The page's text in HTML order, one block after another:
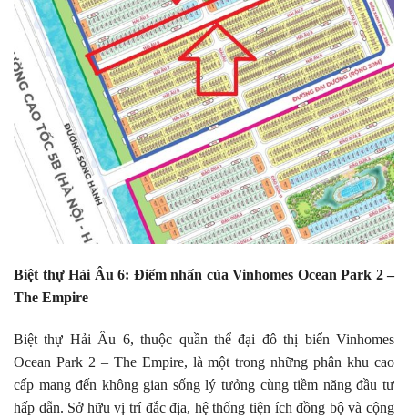
Biệt thự Hải Âu 6: Điểm nhấn của Vinhomes Ocean Park 2 –
The Empire
Biệt thự Hải Âu 6, thuộc quần thể đại đô thị biển Vinhomes
Ocean Park 2 – The Empire, là một trong những phân khu cao
cấp mang đến không gian sống lý tưởng cùng tiềm năng đầu tư
hấp dẫn. Sở hữu vị trí đắc địa, hệ thống tiện ích đồng bộ và cộng